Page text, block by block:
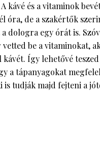
kávé és a vitaminok
óra, de a szakértők
dologra egy órát is.
be a vitaminokat,
Így lehetővé
a tápanyagokat
is tudják majd fejteni a